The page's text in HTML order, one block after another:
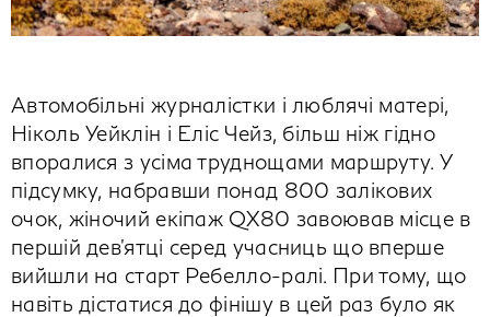
Автомобільні журналістки і люблячі матері,
Ніколь Уейклін і Еліс Чейз, більш ніж гідно
впоралися з усіма труднощами маршруту. У
підсумку, набравши понад 800 залікових
очок, жіночий екіпаж QX80 завоював місце в
першій дев'ятці серед учасниць що вперше
вийшли на старт Ребелло-ралі. При тому, що
навіть дістатися до фінішу в цей раз було як